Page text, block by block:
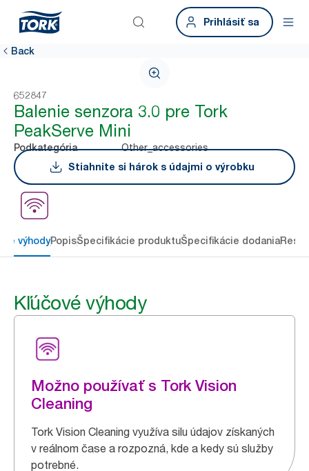
Prihlásiť sa
Back
652847
Balenie senzora 3.0 pre Tork
PeakServe Mini
Podkategória
Other_accessories
Stiahnite si hárok s údajmi o výrobku
výhodyPopisŠpecifikácie produktuŠpecifikácie dodania
Kľúčové výhody
Možno používať s Tork Vision
Cleaning
Tork Vision Cleaning využíva silu údajov získaných
v reálnom čase a rozpozná, kde a kedy sú služby
potrebné.